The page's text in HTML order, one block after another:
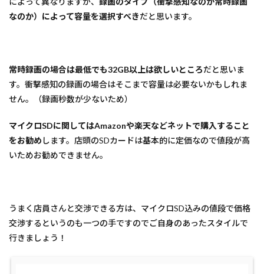
なのか）によって容量を選択すべきだと思います。
常時録画の場合は最低でも32GB以上は欲しいところだと思いま
す。衝撃感知の録画の場合はそこまで容量は必要ないかもしれま
せん。（録画秒数が少ないため）
マイクロSDに関してはAmazonや楽天などネットで購入すること
をお勧め します。店頭のSDカードは基本的に定価なので値段が高
いためお勧めできません。
うまく店員さんと交渉できる方は、マイクロSD込みの値段で価格
交渉するというのも一つの手ですのでご自身のあったスタイルで
行きましょう！